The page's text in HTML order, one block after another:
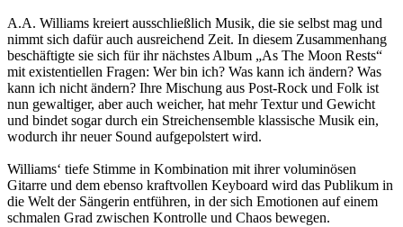
A.A. Williams kreiert ausschließlich Musik, die sie selbst mag und
nimmt sich dafür auch ausreichend Zeit. In diesem Zusammenhang
beschäftigte sie sich für ihr nächstes Album „As The Moon Rests“
mit existentiellen Fragen: Wer bin ich? Was kann ich ändern? Was
kann ich nicht ändern? Ihre Mischung aus Post-Rock und Folk ist
nun gewaltiger, aber auch weicher, hat mehr Textur und Gewicht
und bindet sogar durch ein Streichensemble klassische Musik ein,
wodurch ihr neuer Sound aufgepolstert wird.
Williams‘ tiefe Stimme in Kombination mit ihrer voluminösen
Gitarre und dem ebenso kraftvollen Keyboard wird das Publikum in
die Welt der Sängerin entführen, in der sich Emotionen auf einem
schmalen Grad zwischen Kontrolle und Chaos bewegen.